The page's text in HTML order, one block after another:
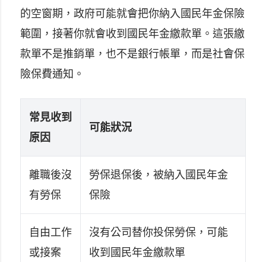
的空窗期，政府可能就會把你納入國民年金保險
範圍，接著你就會收到國民年金繳款單。這張繳
款單不是推銷單，也不是銀行帳單，而是社會保
險保費通知。
常見收到
原因
可能狀況
離職後沒
有勞保
勞保退保後，被納入國民年金
保險
自由工作
或接案
沒有公司替你投保勞保，可能
收到國民年金繳款單